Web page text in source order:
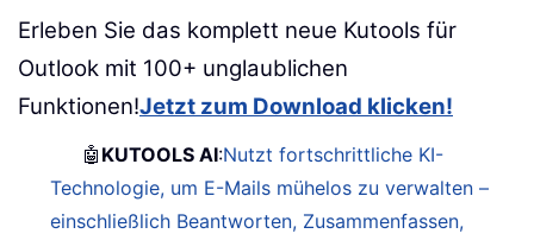
Erleben Sie das komplett neue Kutools für
Outlook mit 100+ unglaublichen
Funktionen!Jetzt zum Download klicken!
🤖 KUTOOLS AI:Nutzt fortschrittliche KI-
Technologie, um E-Mails mühelos zu verwalten –
einschließlich Beantworten, Zusammenfassen,